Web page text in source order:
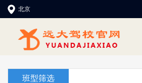
北京
班型筛选